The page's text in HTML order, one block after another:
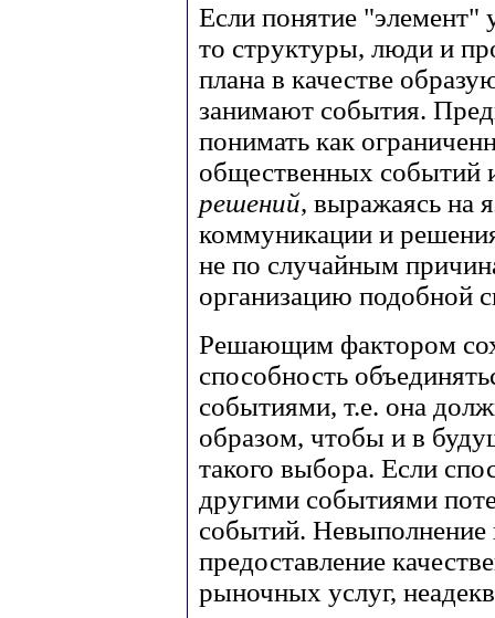
Если понятие "элемент"
то структуры, люди и
плана в качестве
занимают события.
понимать как
общественных событий
решений, выражаясь на
коммуникации и
не по случайным
организацию подобной
Решающим фактором
способность
событиями, т.е. она
образом, чтобы и в
такого выбора. Если
другими событиями
событий. Невыполнение
предоставление
рыночных услуг,